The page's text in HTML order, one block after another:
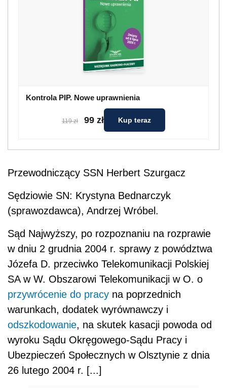
Kontrola PIP. Nowe uprawnienia
119 zł 99 zł Kup teraz
Przewodniczący SSN Herbert Szurgacz
Sędziowie SN: Krystyna Bednarczyk
(sprawozdawca), Andrzej Wróbel.
Sąd Najwyższy, po rozpoznaniu na rozprawie
w dniu 2 grudnia 2004 r. sprawy z powództwa
Józefa D. przeciwko Telekomunikacji Polskiej
SA w W. Obszarowi Telekomunikacji w O. o
przywrócenie do pracy na poprzednich
warunkach, dodatek wyrównawczy i
odszkodowanie, na skutek kasacji powoda od
wyroku Sądu Okręgowego-Sądu Pracy i
Ubezpieczeń Społecznych w Olsztynie z dnia
26 lutego 2004 r. [...]